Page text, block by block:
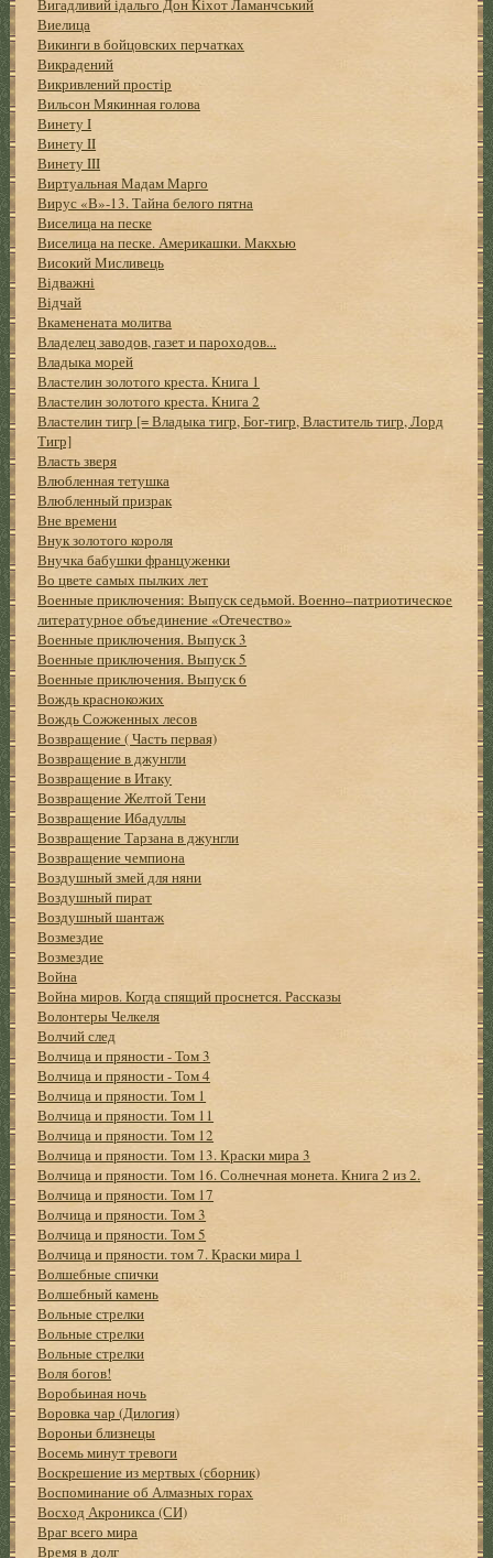
Вигадливий ідальго Дон Кіхот Ламанчський
Виелица
Викинги в бойцовских перчатках
Викрадений
Викривлений простір
Вильсон Мякинная голова
Винету I
Винету II
Винету III
Виртуальная Мадам Марго
Вирус «В»-13. Тайна белого пятна
Виселица на песке
Виселица на песке. Америкашки. Макхью
Високий Мисливець
Відважні
Відчай
Вкаменената молитва
Владелец заводов, газет и пароходов...
Владыка морей
Властелин золотого креста. Книга 1
Властелин золотого креста. Книга 2
Властелин тигр [= Владыка тигр, Бог-тигр, Властитель тигр, Лорд
Тигр]
Власть зверя
Влюбленная тетушка
Влюбленный призрак
Вне времени
Внук золотого короля
Внучка бабушки француженки
Во цвете самых пылких лет
Военные приключения: Выпуск седьмой. Военно–патриотическое
литературное объединение «Отечество»
Военные приключения. Выпуск 3
Военные приключения. Выпуск 5
Военные приключения. Выпуск 6
Вождь краснокожих
Вождь Сожженных лесов
Возвращение ( Часть первая)
Возвращение в джунгли
Возвращение в Итаку
Возвращение Желтой Тени
Возвращение Ибадуллы
Возвращение Тарзана в джунгли
Возвращение чемпиона
Воздушный змей для няни
Воздушный пират
Воздушный шантаж
Возмездие
Возмездие
Война
Война миров. Когда спящий проснется. Рассказы
Волонтеры Челкеля
Волчий след
Волчица и пряности - Том 3
Волчица и пряности - Том 4
Волчица и пряности. Том 1
Волчица и пряности. Том 11
Волчица и пряности. Том 12
Волчица и пряности. Том 13. Краски мира 3
Волчица и пряности. Том 16. Солнечная монета. Книга 2 из 2.
Волчица и пряности. Том 17
Волчица и пряности. Том 3
Волчица и пряности. Том 5
Волчица и пряности. том 7. Краски мира 1
Волшебные спички
Волшебный камень
Вольные стрелки
Вольные стрелки
Вольные стрелки
Воля богов!
Воробьиная ночь
Воровка чар (Дилогия)
Вороньи близнецы
Восемь минут тревоги
Воскрешение из мертвых (сборник)
Воспоминание об Алмазных горах
Восход Акроникса (СИ)
Враг всего мира
Время в долг